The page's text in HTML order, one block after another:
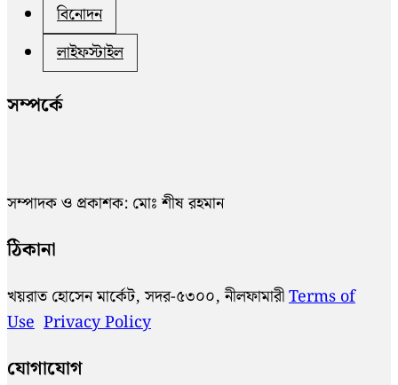
বিনোদন
লাইফস্টাইল
সম্পর্কে
সম্পাদক ও প্রকাশক: মোঃ শীষ রহমান
ঠিকানা
খয়রাত হোসেন মার্কেট, সদর-৫৩০০, নীলফামারীTerms of
Use Privacy Policy
যোগাযোগ